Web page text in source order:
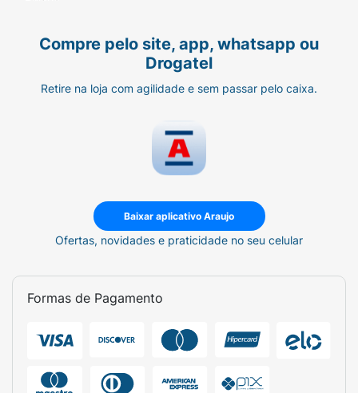
Huggies Higiene Superior, entregam limpeza
profunda desde a primeira passada. Foram
pensados para limpar em qualquer situação,
Huggies Higiene Superior são a escolha
segura para uma pele limpinha e hidratada.
Garantem um cuidado completo. A qualidade
cuidado de quem você ama.
Compre pelo site, app, whatsapp ou
Drogatel
Retire na loja com agilidade e sem passar pelo caixa.
Baixar aplicativo Araujo
Ofertas, novidades e praticidade no seu celular
Formas de Pagamento